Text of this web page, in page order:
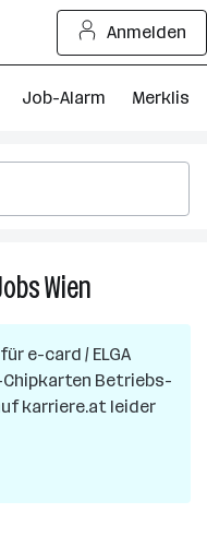
Anmelden
Job-Alarm Merkliste
Wien
Entwickler
Jobs
in
e-card / ELGA
Chipkarten Betriebs-
karriere.at leider